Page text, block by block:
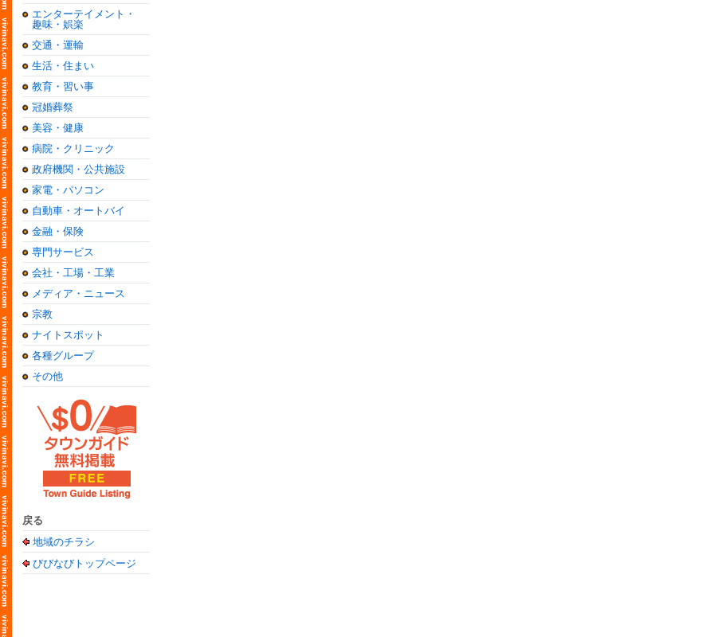
エンターテイメント・
趣味・娯楽
交通・運輸
生活・住まい
教育・習い事
冠婚葬祭
美容・健康
病院・クリニック
政府機関・公共施設
家電・パソコン
自動車・オートバイ
金融・保険
専門サービス
会社・工場・工業
メディア・ニュース
宗教
ナイトスポット
各種グループ
その他
戻る
地域のチラシ
びびなびトップページ